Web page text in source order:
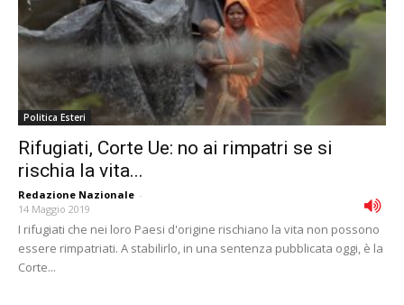
Politica Esteri
Rifugiati, Corte Ue: no ai rimpatri se si
rischia la vita...
Redazione Nazionale -
14 Maggio 2019
I rifugiati che nei loro Paesi d'origine rischiano la vita non possono
essere rimpatriati. A stabilirlo, in una sentenza pubblicata oggi, è la
Corte...